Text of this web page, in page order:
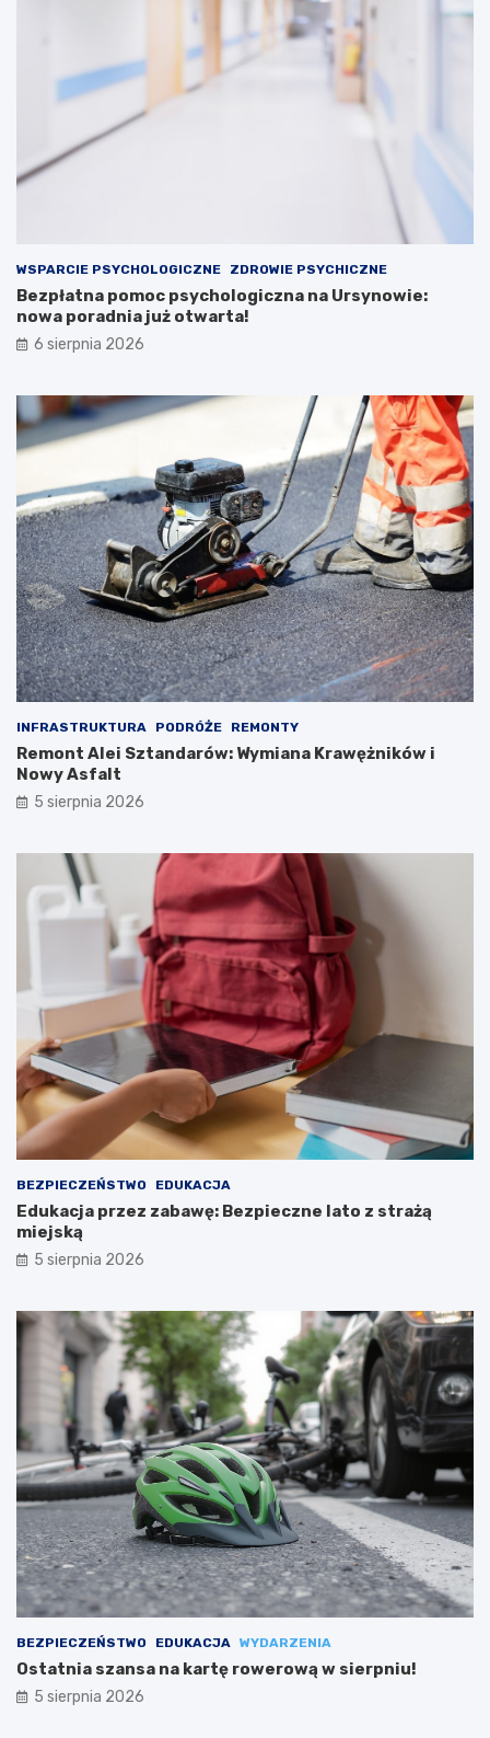
WSPARCIE PSYCHOLOGICZNE ZDROWIE PSYCHICZNE
Bezpłatna pomoc psychologiczna na Ursynowie:
nowa poradnia już otwarta!
6 sierpnia 2026
INFRASTRUKTURA PODRÓŻE REMONTY
Remont Alei Sztandarów: Wymiana Krawężników i
Nowy Asfalt
5 sierpnia 2026
BEZPIECZEŃSTWO EDUKACJA
Edukacja przez zabawę: Bezpieczne lato z strażą
miejską
5 sierpnia 2026
BEZPIECZEŃSTWO EDUKACJA WYDARZENIA
Ostatnia szansa na kartę rowerową w sierpniu!
5 sierpnia 2026